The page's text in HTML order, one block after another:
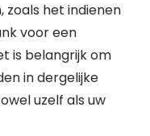
zoals het indienen
voor een
is belangrijk om
in dergelijke
uzelf als uw